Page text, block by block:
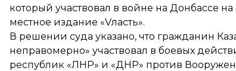
который участвовал в войне на Донбассе
местное издание «Vласть».
В решении суда указано, что гражданин
неправомерно» участвовал в боевых
республик «ЛНР» и «ДНР» против